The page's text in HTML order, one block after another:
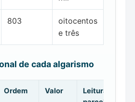
803
oitocentos
e três
de cada algarismo
Ordem Valor
Leitura da